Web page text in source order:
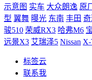
示意图 实车 大众朗逸 原
型 翼舞 曝光 东南 丰田
骏510 荣威RX3 哈弗M6
远景X3 艾瑞泽5 Nissan X-
标签云
联系我